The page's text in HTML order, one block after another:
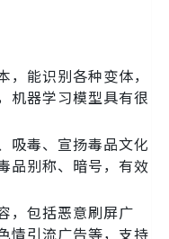
能识别各种变体，
机器学习模型具有很
吸毒、宣扬毒品文化
品别称、暗号，有效
，包括恶意刷屏广
情引流广告等，支持